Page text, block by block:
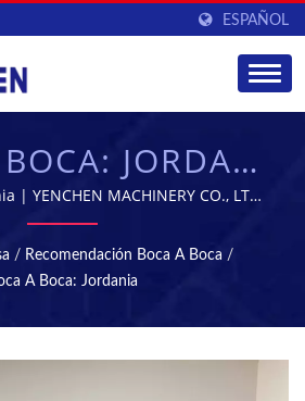
ESPAÑOL
JORDAN
DE
Y
-
DE
| YENCHEN MACHINERY CO., LTD.
en la fabricación de máquinas
durante 60 años.
/ Recomendación Boca A Boca /
A Boca: Jordania